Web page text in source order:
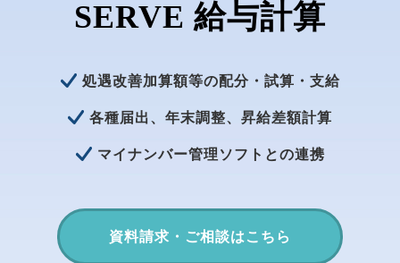
SERVE 給与計算
処遇改善加算額等の配分・試算・支給
各種届出、年末調整、昇給差額計算
マイナンバー管理ソフトとの連携
資料請求・ご相談はこちら